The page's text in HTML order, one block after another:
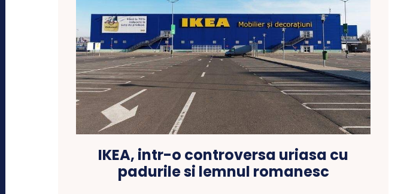
IKEA, intr-o controversa uriasa cu
padurile si lemnul romanesc